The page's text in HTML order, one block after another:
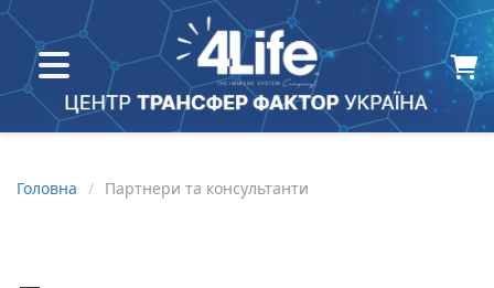
Головна Партнери та консультанти